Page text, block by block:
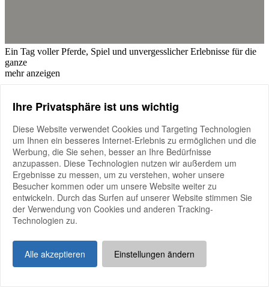
Ein Tag voller Pferde, Spiel und unvergesslicher Erlebnisse für die
ganze
mehr anzeigen
ganze Familie!
Am Vormittag zeigen die Nachwuchstalente beim Jugendturnier mit
Führzügel-, Reiter- und Vorführwettbewerben ihr Können.
Anschließend erwartet Kinder und Familien ein
abwechslungsreiches Mitmachprogramm mit vielen Aktionen zum
Entdecken, Ausprobieren und Staunen. Ob Pferdefan oder Neuling
– bei uns ist jeder herzlich willkommen!
verband
15.August 2026 - Beginn:12:00
Jahreshauptversammlung 2026 der Holsteiner Zucht- &
Ihre Privatsphäre ist uns wichtig
Diese Website verwendet Cookies und Targeting Technologien
um Ihnen ein besseres Internet-Erlebnis zu ermöglichen und die
Werbung, die Sie sehen, besser an Ihre Bedürfnisse
anzupassen. Diese Technologien nutzen wir außerdem um
Ergebnisse zu messen, um zu verstehen, woher unsere
Besucher kommen oder um unsere Website weiter zu
entwickeln. Durch das Surfen auf unserer Website stimmen Sie
der Verwendung von Cookies und anderen Tracking-
Technologien zu.
Alle akzeptieren Einstellungen ändern